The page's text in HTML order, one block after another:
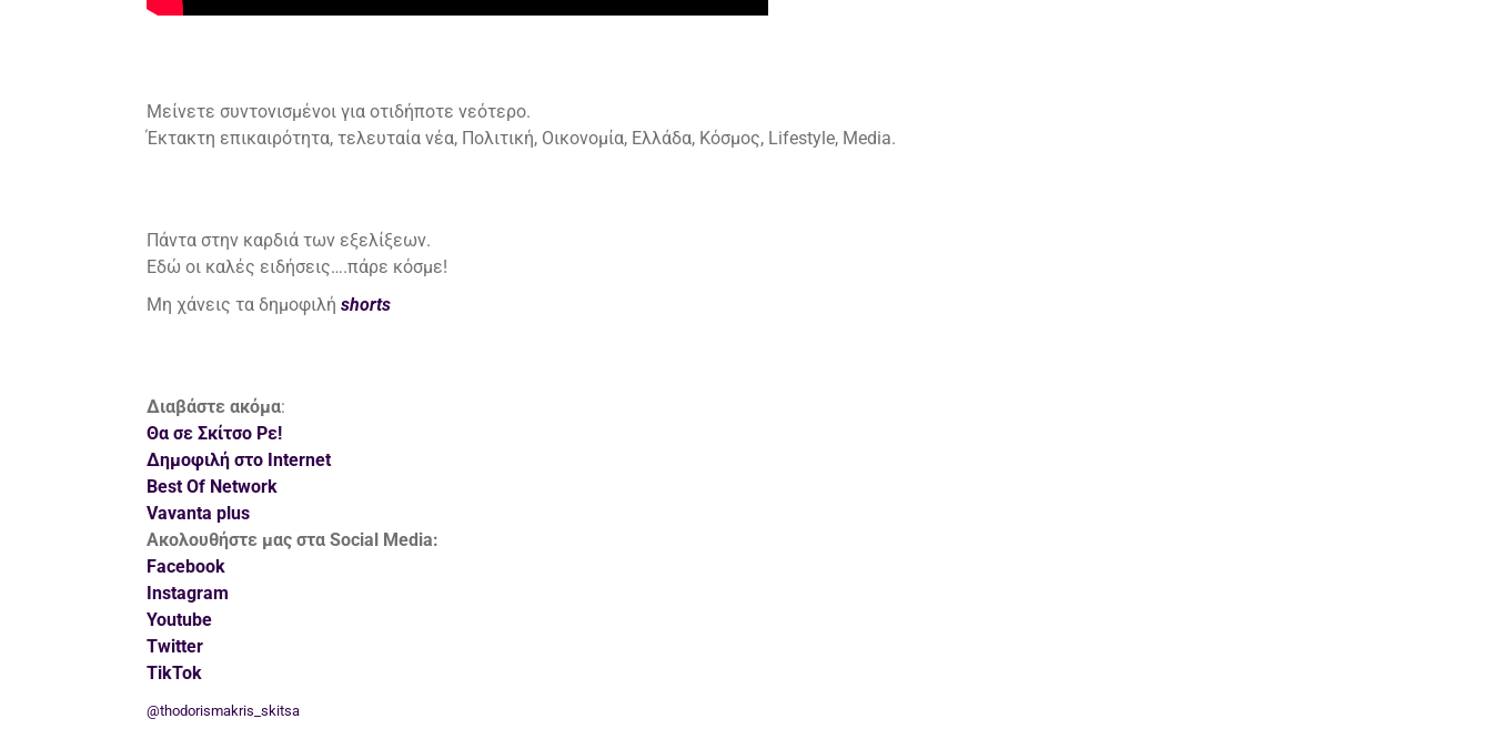
Μείνετε συντονισμένοι για οτιδήποτε νεότερο.
Έκτακτη επικαιρότητα, τελευταία νέα, Πολιτική, Οικονομία, Ελλάδα, Κόσμος, Lifestyle, Media.
Πάντα στην καρδιά των εξελίξεων.
Εδώ οι καλές ειδήσεις….πάρε κόσμε!
Μη χάνεις τα δημοφιλή shorts
Διαβάστε ακόμα:
Θα σε Σκίτσο Ρε!
Δημοφιλή στο Internet
Best Of Network
Vavanta plus
Ακολουθήστε μας στα Social Media:
Facebook
Instagram
Youtube
Twitter
TikTok
@thodorismakris_skitsa